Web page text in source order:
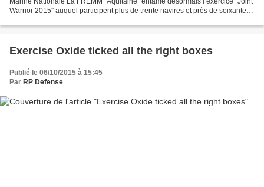
Warrior 2015″ auquel participent plus de trente navires et près de soixante
Exercise Oxide ticked all the right boxes
Publié le 06/10/2015 à 15:45
Par RP Defense